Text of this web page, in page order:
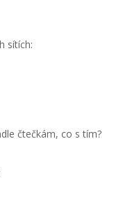
sítích:
čtečkám, co s tím?